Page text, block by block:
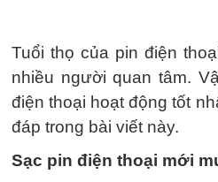
Tuổi thọ của pin điện
nhiều người quan tâm.
điện thoại hoạt động tốt
đáp trong bài viết này.
Sạc pin điện thoại mới